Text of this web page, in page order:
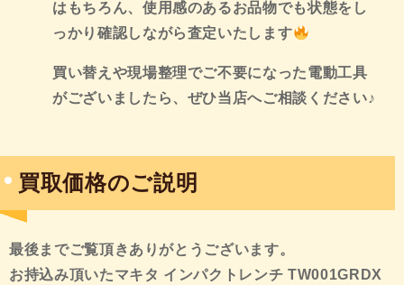
はもちろん、使用感のあるお品物でも状態をし
っかり確認しながら査定いたします
買い替えや現場整理でご不要になった電動工具
がございましたら、ぜひ当店へご相談ください♪
買取価格のご説明
最後までご覧頂きありがとうございます。
お持込み頂いたマキタ インパクトレンチ TW001GRDX